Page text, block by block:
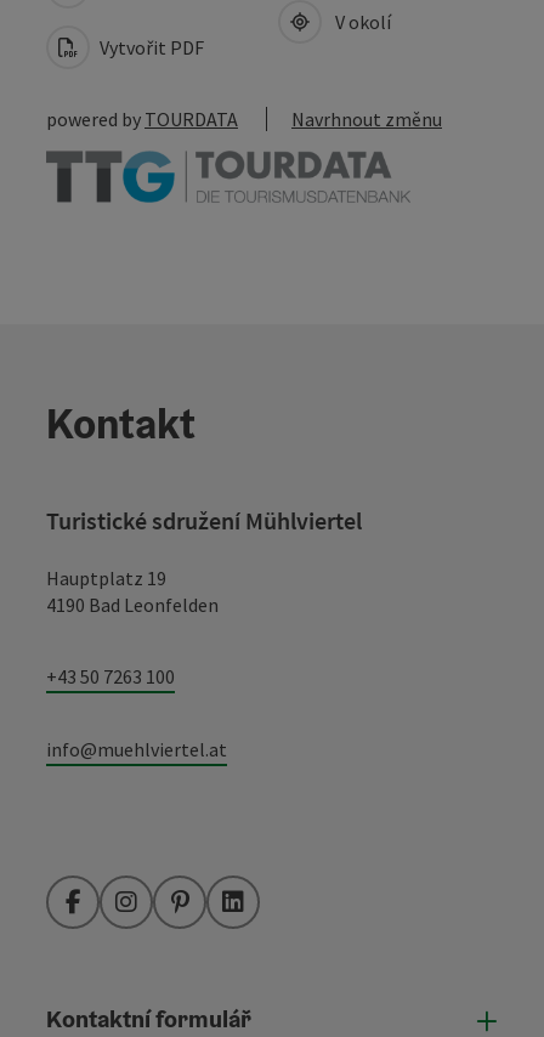
Vytvořit PDF
V okolí
powered by TOURDATA Navrhnout změnu
Kontakt
Turistické sdružení Mühlviertel
Hauptplatz 19
4190 Bad Leonfelden
+43 50 7263 100
info@muehlviertel.at
FacebookInstagramPinterestLinkedIn
Kontaktní formulář